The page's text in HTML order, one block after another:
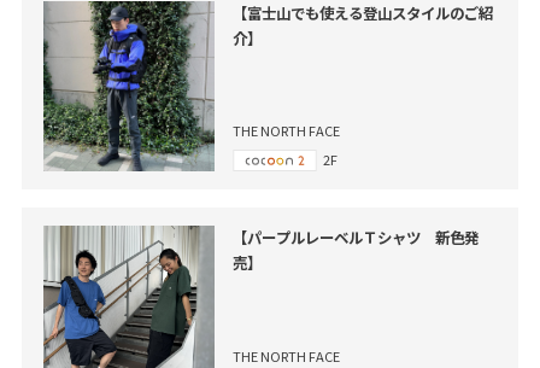
【富士山でも使える登山スタイルのご紹
介】
THE NORTH FACE
2F
【パープルレーベルＴシャツ 新色発
売】
THE NORTH FACE